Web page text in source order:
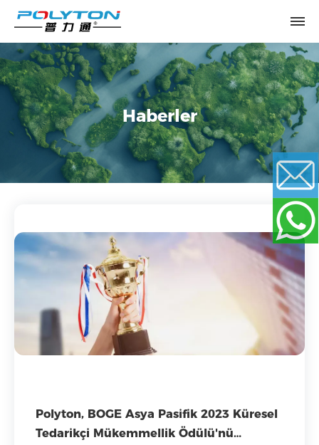
Haberler
Polyton, BOGE Asya Pasifik 2023 Küresel
Tedarikçi Mükemmellik Ödülü'nü
Email
WhatsApp